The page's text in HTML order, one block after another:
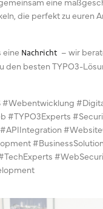
die perfekt zu euren
eine Nachricht – wir
den besten TYPO3-
#Webentwicklung
#TYPO3Experts